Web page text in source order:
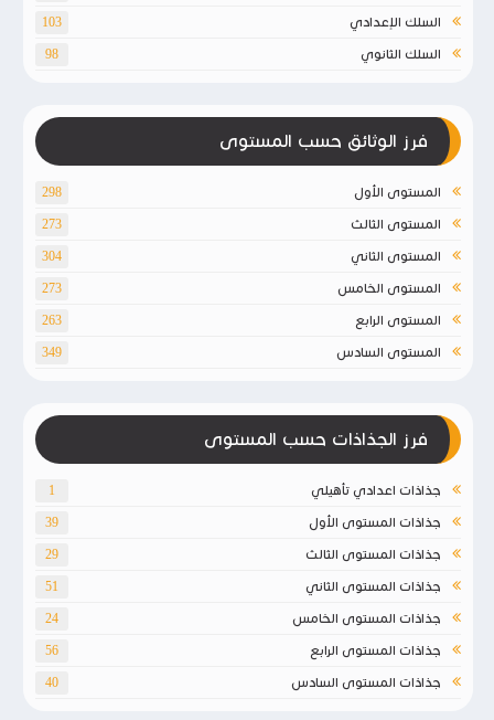
السلك الإعدادي 103
السلك الثانوي 98
فرز الوثائق حسب المستوى
المستوى الأول 298
المستوى الثالث 273
المستوى الثاني 304
المستوى الخامس 273
المستوى الرابع 263
المستوى السادس 349
فرز الجذاذات حسب المستوى
جذاذات اعدادي تأهيلي 1
جذاذات المستوى الأول 39
جذاذات المستوى الثالث 29
جذاذات المستوى الثاني 51
جذاذات المستوى الخامس 24
جذاذات المستوى الرابع 56
جذاذات المستوى السادس 40